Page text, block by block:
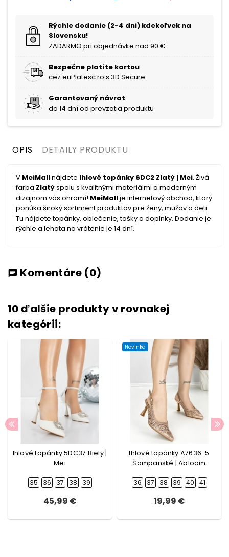
Rýchle dodanie (2-4 dni) kdekoľvek na
Slovensku!
ZADARMO pri objednávke nad 90 €
Bezpečne platíte kartou
cez euPlatesc.ro s 3D Secure
Garantovaný návrat
do 14 dní od prevzatia produktu
OPIS DETAILY PRODUKTU
V MeiMallnájdete Ihlové topánky 6DC2 Zlatý | Mei. Živá
farba Zlatýspolu s kvalitnými materiálmi a moderným
dizajnom vás ohromí! MeiMallje internetový obchod, ktorý
ponúka široký sortiment produktov pre ženy, mužov a deti.
Tu nájdete topánky, oblečenie, tašky a doplnky. Dodanie je
rýchle a lehota na vrátenie je 14 dní.
chat Komentáre (0)
10 ďalšie produkty v rovnakej
kategórii:
Ihlové topánky 5DC37 Biely |
Mei
35 36 37 38 39
45,99 €
Novinka
Ihlové topánky A7636-5
Šampanské | Abloom
36 37 38 39 40 41
19,99 €